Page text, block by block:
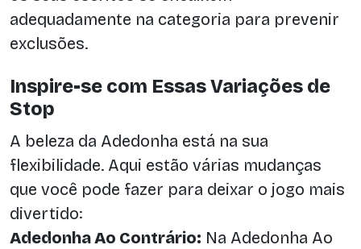
adequadamente na categoria para prevenir
exclusões.
Inspire-se com Essas Variações de
Stop
A beleza da Adedonha está na sua
flexibilidade. Aqui estão várias mudanças
que você pode fazer para deixar o jogo mais
divertido:
Adedonha Ao Contrário: Na Adedonha Ao